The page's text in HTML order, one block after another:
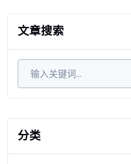
文章搜索
分类